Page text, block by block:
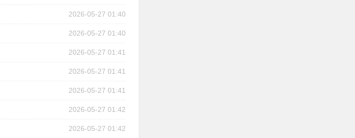
2026-05-27 01:40
2026-05-27 01:40
2026-05-27 01:41
2026-05-27 01:41
2026-05-27 01:41
2026-05-27 01:42
2026-05-27 01:42